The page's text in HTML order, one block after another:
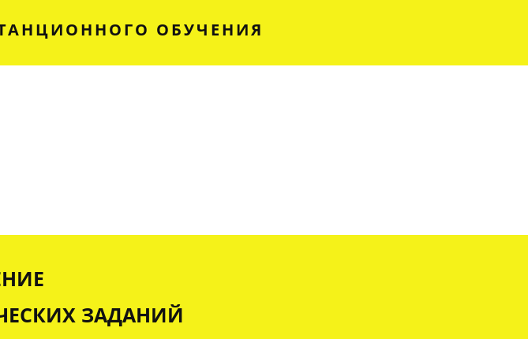
ОБУЧЕНИЯ
ЗАДАНИЙ